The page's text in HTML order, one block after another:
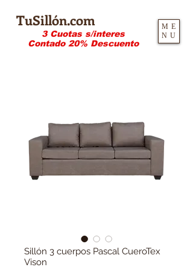
TuSillón.com
3 Cuotas s/interes
Contado 20% Descuento
ME
NU
Sillón 3 cuerpos Pascal CueroTex
Vison